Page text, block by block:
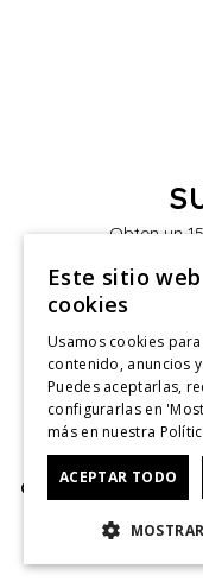
Obten un
Servicio al
Centro de Ayuda
Contáctanos
Giftcard
Retiro en tienda
CyberMonday
CyberDay
Términos y
Políticas de
Cambios,
Política de
Cuenta
Mi Cuenta
Sigue tu compra
¿Dónde viene
Ver Boleta /
Oficina: Av. Las
©
Este sitio
cookies
Usamos cookies
contenido, anuncios
Puedes aceptarlas,
configurarlas en
más en nuestra
ACEPTAR TODO